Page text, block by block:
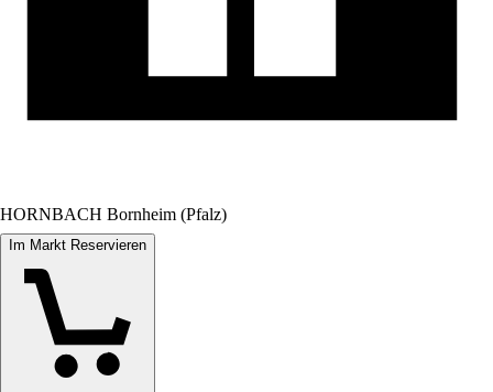
HORNBACH Bornheim (Pfalz)
Im Markt Reservieren